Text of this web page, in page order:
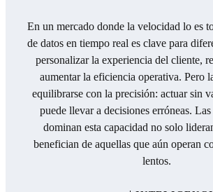
En un mercado donde la velocidad lo es
de datos en tiempo real es clave para
personalizar la experiencia del cliente,
aumentar la eficiencia operativa. Pero
equilibrarse con la precisión: actuar sin
puede llevar a decisiones erróneas. Las
dominan esta capacidad no solo
benefician de aquellas que aún operan
lentos.